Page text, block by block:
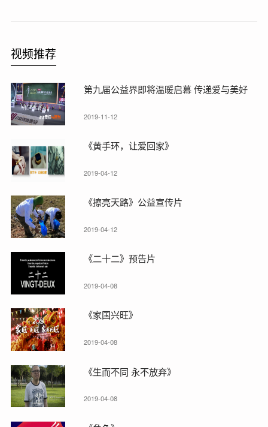
视频推荐
第九届公益界即将温暖启幕 传递爱与美好
2019-11-12
《黄手环，让爱回家》
2019-04-12
《擦亮天路》公益宣传片
2019-04-12
《二十二》预告片
2019-04-08
《家国兴旺》
2019-04-08
《生而不同 永不放弃》
2019-04-08